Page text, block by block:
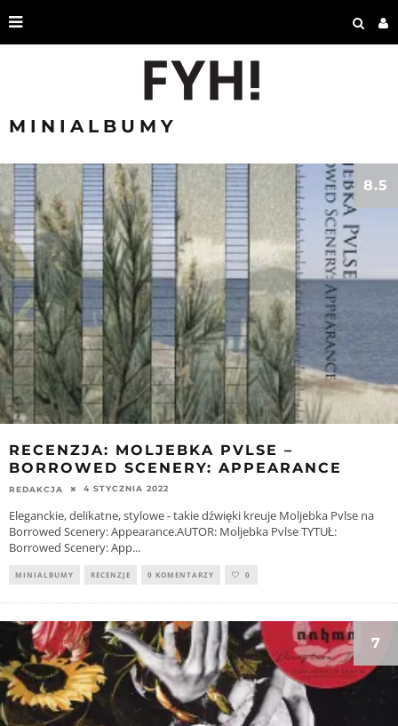
MINIALBUMY
8.5
RECENZJA: MOLJEBKA PVLSE –
BORROWED SCENERY: APPEARANCE
REDAKCJA 4 STYCZNIA 2022
Eleganckie, delikatne, stylowe - takie dźwięki kreuje Moljebka Pvlse na
Borrowed Scenery: Appearance.AUTOR: Moljebka Pvlse TYTUŁ:
Borrowed Scenery: App...
MINIALBUMY RECENZJE 0 KOMENTARZY 0
7